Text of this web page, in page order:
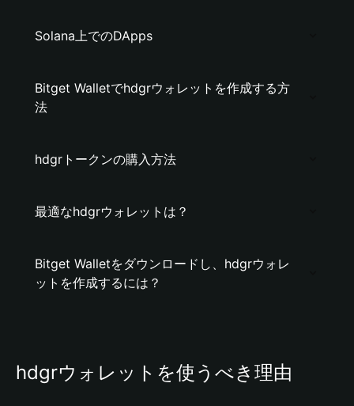
Solana上でのDApps
Bitget Walletでhdgrウォレットを作成する方
法
hdgrトークンの購入方法
最適なhdgrウォレットは？
Bitget Walletをダウンロードし、hdgrウォレ
ットを作成するには？
hdgrウォレットを使うべき理由